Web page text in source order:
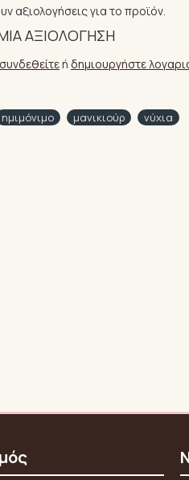
αξιολογήσεις για το προϊόν.
ΑΞΙΟΛΌΓΗΣΗ
συνδεθείτεή δημιουργήστε
ημιμόνιμο μανικιούρ νύχια